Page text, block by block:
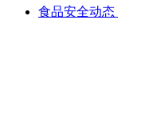
食品安全动态